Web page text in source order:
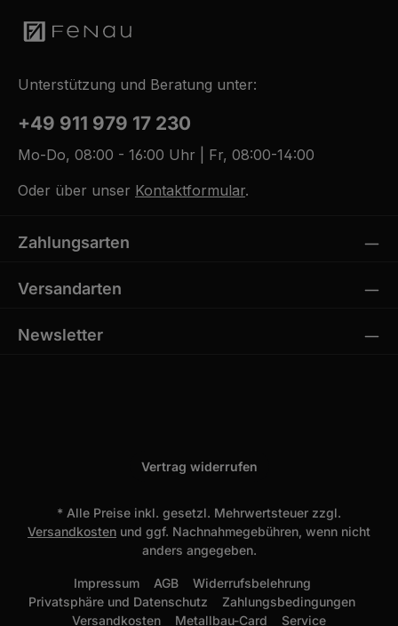
Unterstützung und Beratung unter:
+49 911 979 17 230
Mo-Do, 08:00 - 16:00 Uhr | Fr, 08:00-14:00
Oder über unser Kontaktformular.
Zahlungsarten
Versandarten
Newsletter
Vertrag widerrufen
* Alle Preise inkl. gesetzl. Mehrwertsteuer zzgl.
Versandkosten und ggf. Nachnahmegebühren, wenn nicht
anders angegeben.
Impressum AGB
Widerrufsbelehrung
Privatsphäre und Datenschutz
Zahlungsbedingungen
Versandkosten
Metallbau-Card Service